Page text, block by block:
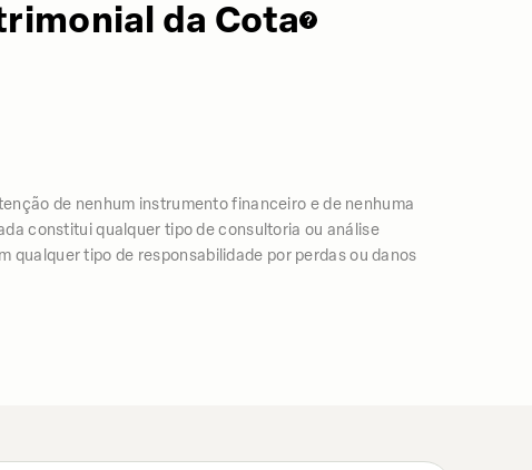
da Cota
de nenhum instrumento financeiro e de nenhuma
constitui qualquer tipo de consultoria ou análise
qualquer tipo de responsabilidade por perdas ou danos